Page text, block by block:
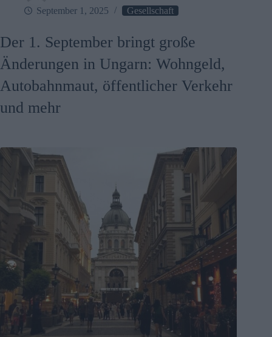
September 1, 2025
Gesellschaft
Der 1. September bringt große
Änderungen in Ungarn: Wohngeld,
Autobahnmaut, öffentlicher Verkehr
und mehr